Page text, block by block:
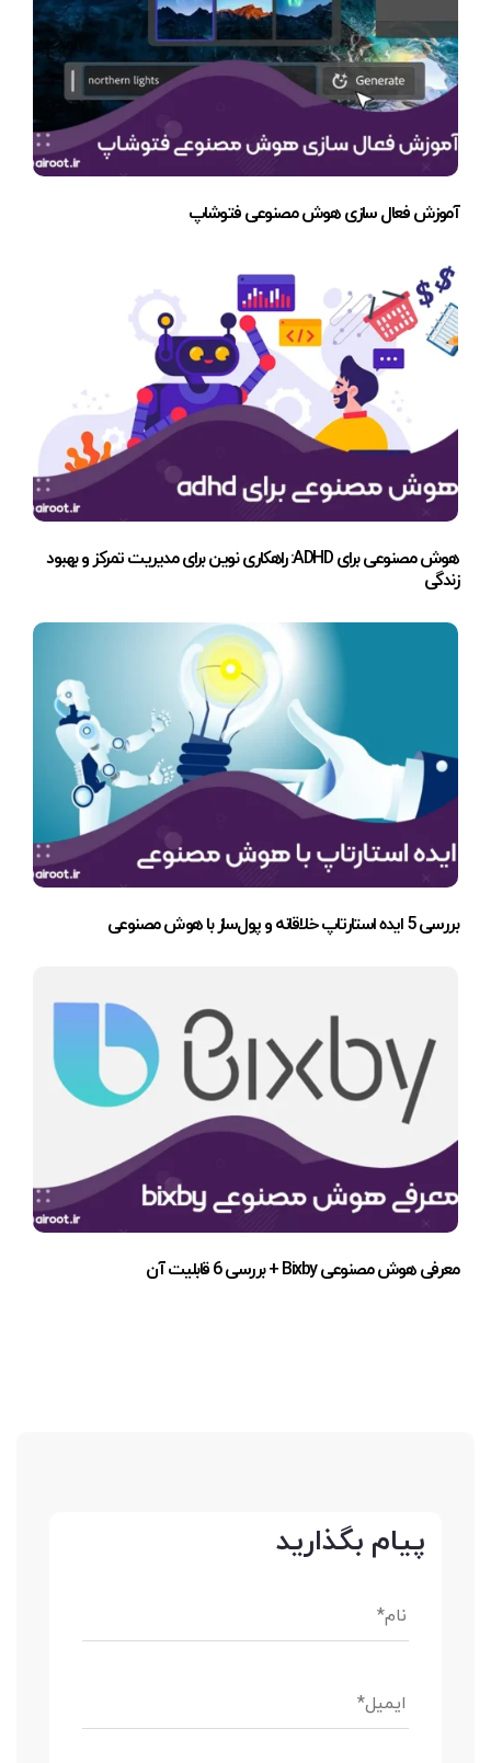
آموزش فعال سازی هوش مصنوعی فتوشاپ
هوش مصنوعی برای ADHD: راهکاری نوین برای مدیریت تمرکز و بهبود
زندگی
بررسی 5 ایده استارتاپ خلاقانه و پول‌ساز با هوش مصنوعی
معرفی هوش مصنوعی Bixby + بررسی 6 قابلیت آن
پیام بگذارید